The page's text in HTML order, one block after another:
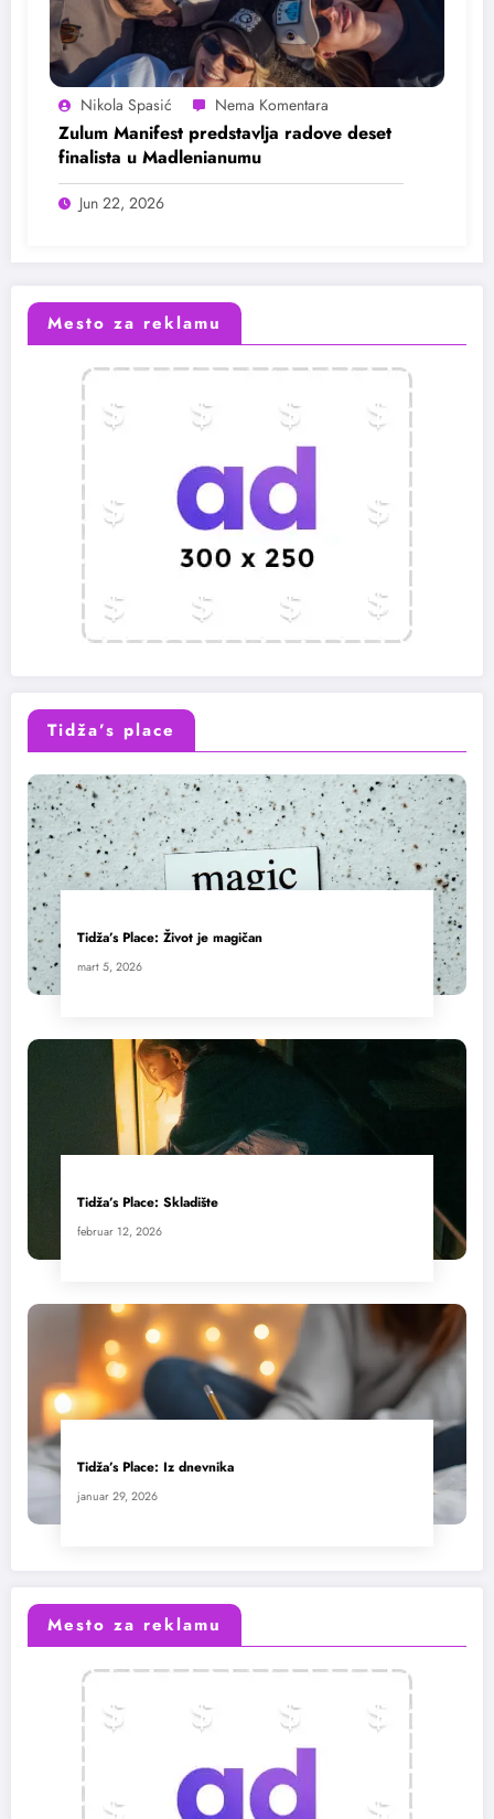
Nikola Spasić
Zulum Manifest predstavlja radove deset
finalista u Madlenianumu
Jun 22, 2026
Mesto za reklamu
Tidža’s place
Tidža’s Place: Život je magičan
mart 5, 2026
Tidža’s Place: Skladište
februar 12, 2026
Tidža’s Place: Iz dnevnika
januar 29, 2026
Mesto za reklamu